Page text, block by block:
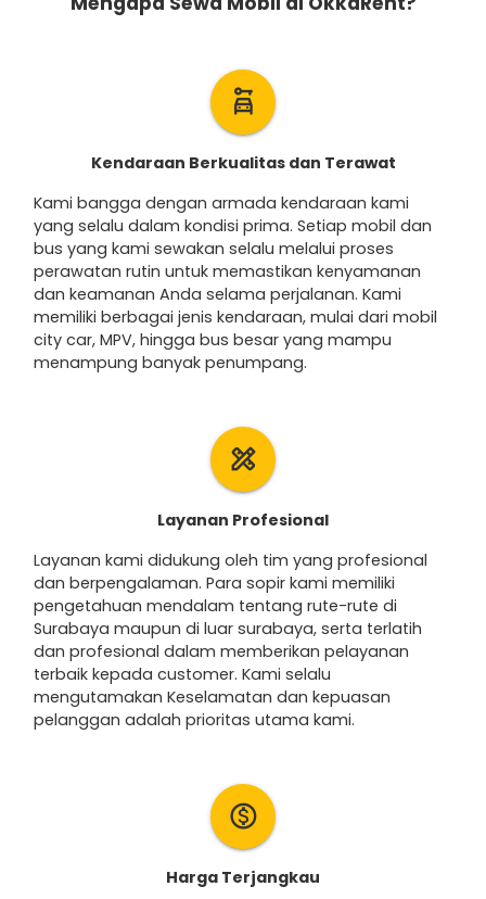
car_rental
Kendaraan Berkualitas dan Terawat
Kami bangga dengan armada kendaraan kami
yang selalu dalam kondisi prima. Setiap mobil dan
bus yang kami sewakan selalu melalui proses
perawatan rutin untuk memastikan kenyamanan
dan keamanan Anda selama perjalanan. Kami
memiliki berbagai jenis kendaraan, mulai dari mobil
city car, MPV, hingga bus besar yang mampu
menampung banyak penumpang.
design_services
Layanan Profesional
Layanan kami didukung oleh tim yang profesional
dan berpengalaman. Para sopir kami memiliki
pengetahuan mendalam tentang rute-rute di
Surabaya maupun di luar surabaya, serta terlatih
dan profesional dalam memberikan pelayanan
terbaik kepada customer. Kami selalu
mengutamakan Keselamatan dan kepuasan
pelanggan adalah prioritas utama kami.
monetization_on
Harga Terjangkau